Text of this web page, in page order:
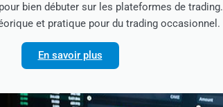
bien débuter sur les plateformes de trading.
et pratique pour du trading occasionnel.
En savoir plus